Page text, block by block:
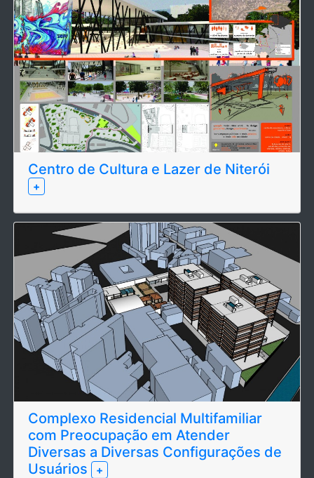
Centro de Cultura e Lazer de Niterói
+
Complexo Residencial Multifamiliar
com Preocupação em Atender
Diversas a Diversas Configurações de
Usuários
+